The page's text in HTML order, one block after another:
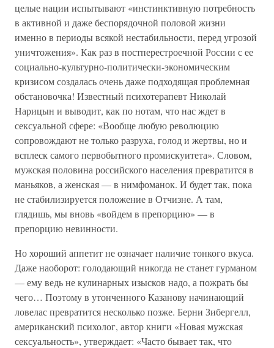
целые нации испытывают «инстинктивную потребность
в активной и даже беспорядочной половой жизни
именно в периоды всякой нестабильности, перед угрозой
уничтожения». Как раз в постперестроечной России с ее
социально-культурно-политически-экономическим
кризисом создалась очень даже подходящая проблемная
обстановочка! Известный психотерапевт Николай
Нарицын и выводит, как по нотам, что нас ждет в
сексуальной сфере: «Вообще любую революцию
сопровождают не только разруха, голод и жертвы, но и
всплеск самого первобытного промискуитета». Словом,
мужская половина российского населения превратится в
маньяков, а женская — в нимфоманок. И будет так, пока
не стабилизируется положение в Отчизне. А там,
глядишь, мы вновь «войдем в препорцию» — в
препорцию невинности.
Но хороший аппетит не означает наличие тонкого вкуса.
Даже наоборот: голодающий никогда не станет гурманом
— ему ведь не кулинарных изысков надо, а пожрать бы
чего… Поэтому в утонченного Казанову начинающий
ловелас превратится несколько позже. Берни Зибергелл,
американский психолог, автор книги «Новая мужская
сексуальность», утверждает: «Часто бывает так, что